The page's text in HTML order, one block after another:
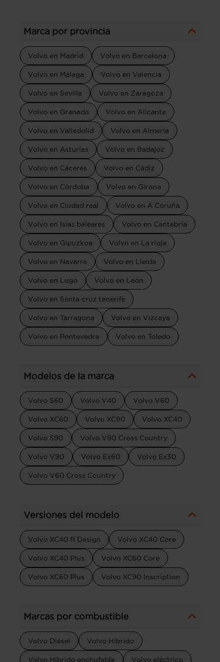
Marca por provincia
Volvo en Madrid Volvo en Barcelona
Volvo en Málaga Volvo en Valencia
Volvo en Sevilla Volvo en Zaragoza
Volvo en Granada Volvo en Alicante
Volvo en Valladolid Volvo en Almería
Volvo en Asturias Volvo en Badajoz
Volvo en Cáceres Volvo en Cádiz
Volvo en Córdoba Volvo en Girona
Volvo en Ciudad real Volvo en A Coruña
Volvo en Islas baleares Volvo en Cantabria
Volvo en Gipuzkoa Volvo en La rioja
Volvo en Navarra Volvo en Lleida
Volvo en Lugo Volvo en León
Volvo en Santa cruz tenerife
Volvo en Tarragona Volvo en Vizcaya
Volvo en Pontevedra Volvo en Toledo
Modelos de la marca
Volvo S60 Volvo V40 Volvo V60
Volvo XC60 Volvo XC90 Volvo XC40
Volvo S90 Volvo V90 Cross Country
Volvo V90 Volvo Ex60 Volvo Ex30
Volvo V60 Cross Country
Versiones del modelo
Volvo XC40 R Design Volvo XC40 Core
Volvo XC40 Plus Volvo XC60 Core
Volvo XC60 Plus Volvo XC90 Inscription
Marcas por combustible
Volvo Diésel Volvo Híbrido
Volvo Híbrido enchufable Volvo eléctrico